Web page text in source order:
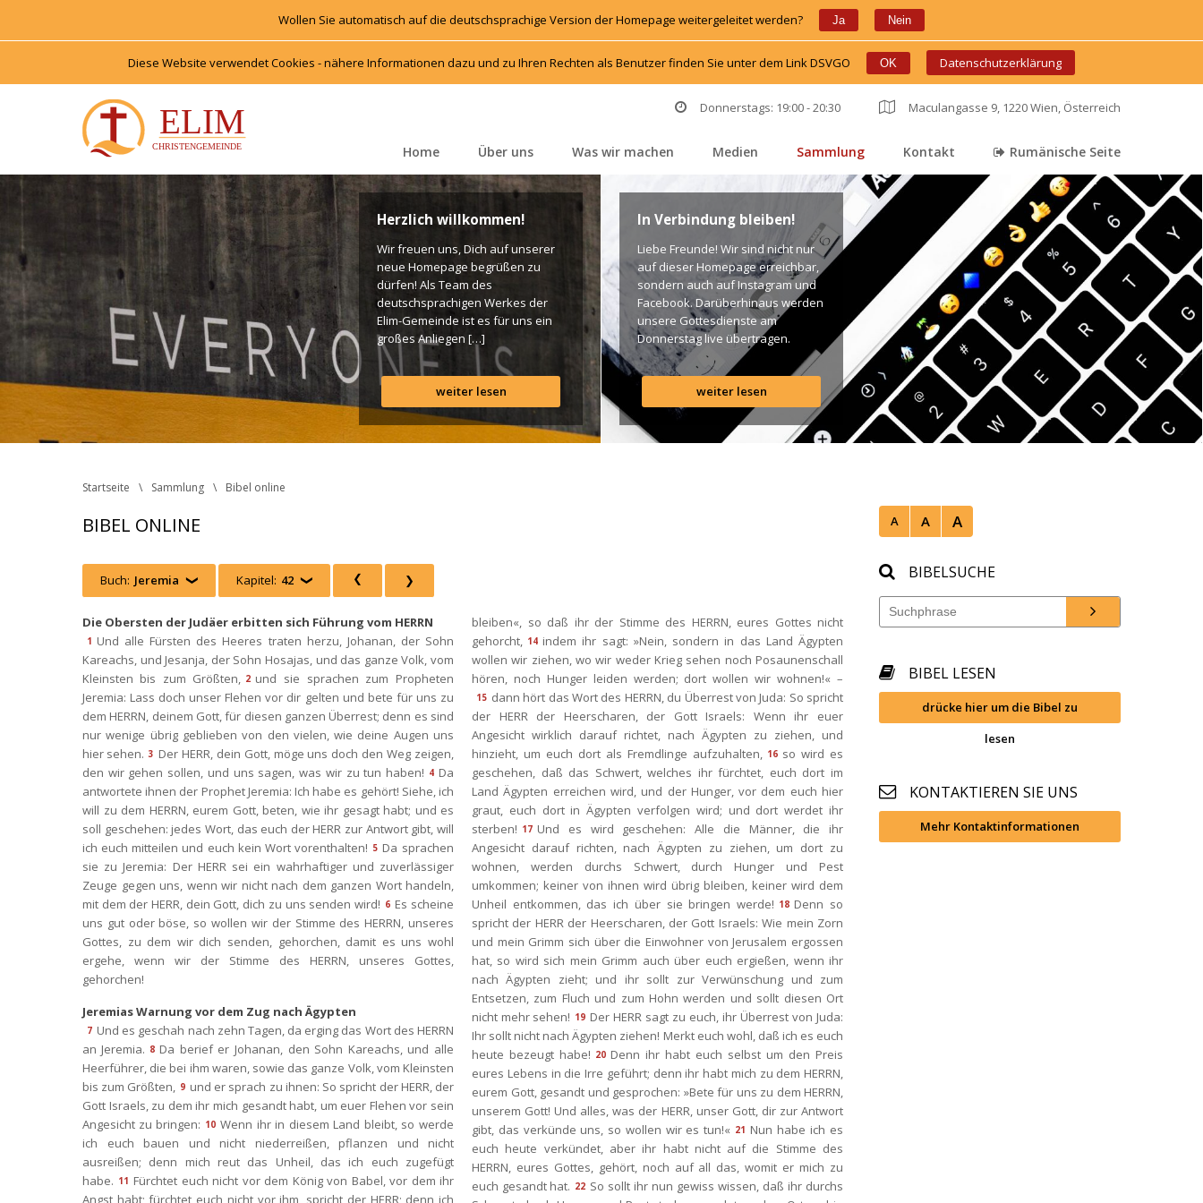
Wollen Sie automatisch auf die deutschsprachige Version der Homepage weitergeleitet werden? Ja Nein
Diese Website verwendet Cookies - nähere Informationen dazu und zu Ihren Rechten als Benutzer finden Sie unter dem Link DSVGO OK Datenschutzerklärung
Donnerstags: 19:00 - 20:30 Maculangasse 9, 1220 Wien, Österreich
Home Über un Was wir machen Medien Sammlung Kontakt Rumänische Seite
Herzlich willkommen!
Wir freuen uns, Dich auf unserer
neue Homepage begrüßen zu
dürfen! Als Team des
deutschsprachigen Werkes der
Elim-Gemeinde ist es für uns ein
großes Anliegen […]
weiter lesen
In Verbindung bleiben!
Liebe Freunde! Wir sind nicht nur
auf dieser Homepage erreichbar,
ondern auch auf Instagram und
Facebook. Darüberhinaus werden
unsere Gottesdienste am
Donnerstag live übertragen.
Unten findet Ihr dazu alle Links.
Gottes Segen! Live-Übertragung
Gottesdienst: http://ro.elim.at/live
Instagram: http://elim.wien
Facebook:
https://www.facebook.com/elimwien/
weiter lesen
Startseite Sammlung Bibel online
BIBEL ONLINE A A A
Buch: Jeremia Kapitel: 42
Die Obersten der Judäer erbitten sich Führung vom HERRN
1 Und alle Fürsten des Heeres traten herzu, Johanan, der Sohn
Kareachs, und Jesanja, der Sohn Hosajas, und das ganze Volk, vom
Kleinsten bis zum Größten, 2 und sie sprachen zum Propheten
Jeremia: Lass doch unser Flehen vor dir gelten und bete für uns zu
dem HERRN, deinem Gott, für diesen ganzen Überrest; denn es sind
nur wenige übrig geblieben von den vielen, wie deine Augen uns
hier sehen. 3 Der HERR, dein Gott, möge uns doch den Weg zeigen,
den wir gehen sollen, und uns sagen, was wir zu tun haben! 4 Da
antwortete ihnen der Prophet Jeremia: Ich habe es gehört! Siehe, ich
will zu dem HERRN, eurem Gott, beten, wie ihr gesagt habt; und es
oll geschehen: jedes Wort, das euch der HERR zur Antwort gibt, will
ich euch mitteilen und euch kein Wort vorenthalten! 5 Da sprachen
ie zu Jeremia: Der HERR sei ein wahrhaftiger und zuverlässiger
Zeuge gegen uns, wenn wir nicht nach dem ganzen Wort handeln,
mit dem der HERR, dein Gott, dich zu uns senden wird! 6 Es scheine
uns gut oder böse, so wollen wir der Stimme des HERRN, unseres
Gottes, zu dem wir dich senden, gehorchen, damit es uns wohl
ergehe, wenn wir der Stimme des HERRN, unseres Gottes,
gehorchen!
Jeremias Warnung vor dem Zug nach Ägypten
7 Und es geschah nach zehn Tagen, da erging das Wort des HERRN
an Jeremia. 8 Da berief er Johanan, den Sohn Kareachs, und alle
Heerführer, die bei ihm waren, sowie das ganze Volk, vom Kleinsten
bis zum Größten, 9 und er sprach zu ihnen: So spricht der HERR, der
Gott Israels, zu dem ihr mich gesandt habt, um euer Flehen vor sein
Angesicht zu bringen: 10 Wenn ihr in diesem Land bleibt, so werde
ich euch bauen und nicht niederreißen, pflanzen und nicht
ausreißen; denn mich reut das Unheil, das ich euch zugefügt
habe. 11 Fürchtet euch nicht vor dem König von Babel, vor dem ihr
Angst habt; fürchtet euch nicht vor ihm, spricht der HERR; denn ich
bleiben«, so daß ihr der Stimme des HERRN, eures Gottes nicht
gehorcht, 14 indem ihr sagt: »Nein, sondern in das Land Ägypten
wollen wir ziehen, wo wir weder Krieg sehen noch Posaunenschall
hören, noch Hunger leiden werden; dort wollen wir wohnen!« –
15 dann hört das Wort des HERRN, du Überrest von Juda: So spricht
der HERR der Heerscharen, der Gott Israels: Wenn ihr euer
Angesicht wirklich darauf richtet, nach Ägypten zu ziehen, und
hinzieht, um euch dort als Fremdlinge aufzuhalten, 16 o wird es
geschehen, daß das Schwert, welches ihr fürchtet, euch dort im
Land Ägypten erreichen wird, und der Hunger, vor dem euch hier
graut, euch dort in Ägypten verfolgen wird; und dort werdet ihr
terben! 17 Und es wird geschehen: Alle die Männer, die ihr
Angesicht darauf richten, nach Ägypten zu ziehen, um dort zu
wohnen, werden durchs Schwert, durch Hunger und Pest
umkommen; keiner von ihnen wird übrig bleiben, keiner wird dem
Unheil entkommen, das ich über sie bringen werde! 18 Denn so
pricht der HERR der Heerscharen, der Gott Israels: Wie mein Zorn
und mein Grimm sich über die Einwohner von Jerusalem ergossen
hat, so wird sich mein Grimm auch über euch ergießen, wenn ihr
nach Ägypten zieht; und ihr sollt zur Verwünschung und zum
Entsetzen, zum Fluch und zum Hohn werden und sollt diesen Ort
nicht mehr sehen! 19 Der HERR sagt zu euch, ihr Überrest von Juda:
Ihr sollt nicht nach Ägypten ziehen! Merkt euch wohl, daß ich es euch
heute bezeugt habe! 20 Denn ihr habt euch selbst um den Preis
eures Lebens in die Irre geführt; denn ihr habt mich zu dem HERRN,
eurem Gott, gesandt und gesprochen: »Bete für uns zu dem HERRN,
unserem Gott! Und alles, was der HERR, unser Gott, dir zur Antwort
gibt, das verkünde uns, so wollen wir es tun!« 21 Nun habe ich es
euch heute verkündet, aber ihr habt nicht auf die Stimme des
HERRN, eures Gottes, gehört, noch auf all das, womit er mich zu
euch gesandt hat. 22 So sollt ihr nun gewiss wissen, daß ihr durchs
BIBELSUCHE
BIBEL LESEN
drücke hier um die Bibel zu
lesen
KONTAKTIEREN SIE UNS
Mehr Kontaktinformationen